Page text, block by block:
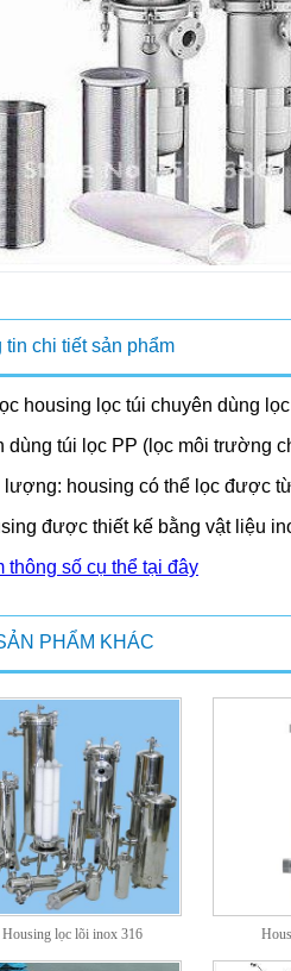
tin chi tiết sản phẩm
housing lọc túi chuyên dùng
dùng túi lọc PP (lọc môi trường
lượng: housing có thể lọc được
được thiết kế bằng vật liệu
thông số cụ thể tại đây
PHẨM KHÁC
Housing lọc lõi inox 316